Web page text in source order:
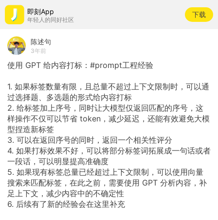
即刻App
年轻人的同好社区
下载
陈述句
3年前
使用 GPT 给内容打标：#prompt工程经验
1. 如果标签数量有限，且总量不超过上下文限制时，可以通
过选择题、多选题的形式给内容打标
2. 给标签加上序号，同时让大模型仅返回匹配的序号，这
样操作不仅可以节省 token，减少延迟，还能有效避免大模
型捏造新标签
3. 可以在返回序号的同时，返回一个相关性评分
4. 如果打标效果不好，可以将部分标签词拓展成一句话或者
一段话，可以明显提高准确度
5. 如果现有标签总量已经超过上下文限制，可以使用向量
搜索来匹配标签，在此之前，需要使用 GPT 分析内容，补
足上下文，减少内容中的不确定性
6. 后续有了新的经验会在这里补充